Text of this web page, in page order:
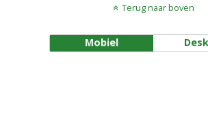
Terug naar boven
Mobiel